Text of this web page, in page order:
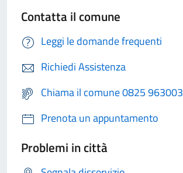
Contatta il comune
Leggi le domande frequenti
Richiedi Assistenza
Chiama il comune 0825 963003
Prenota un appuntamento
Problemi in città